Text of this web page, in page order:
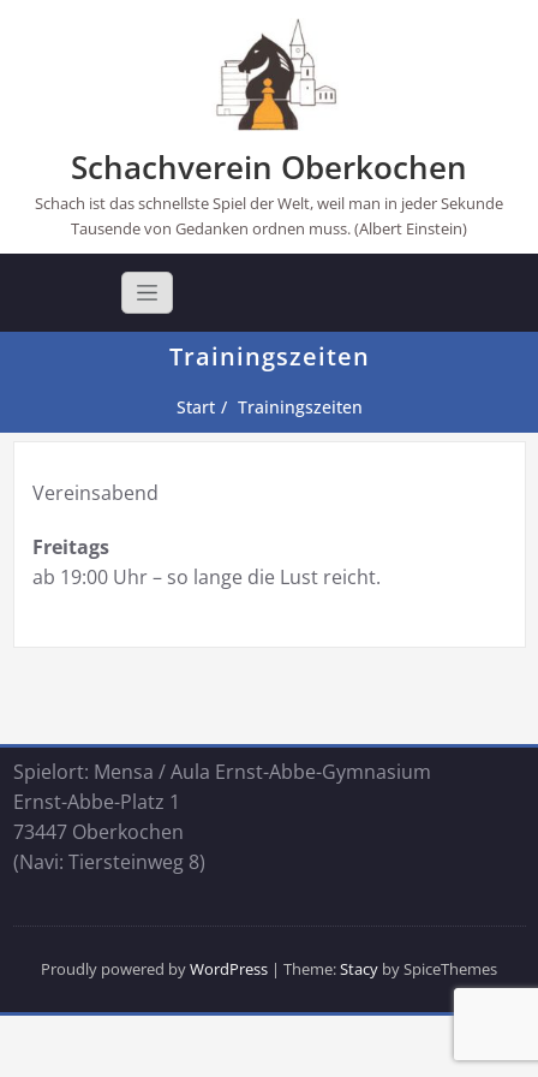
Schachverein Oberkochen
Schach ist das schnellste Spiel der Welt, weil man in jeder Sekunde
Tausende von Gedanken ordnen muss. (Albert Einstein)
Trainingszeiten
Start Trainingszeiten
Vereinsabend
Freitags
ab 19:00 Uhr – so lange die Lust reicht.
Spielort: Mensa / Aula Ernst-Abbe-Gymnasium
Ernst-Abbe-Platz 1
73447 Oberkochen
(Navi: Tiersteinweg 8)
Proudly powered byWordPress | Theme:Stacy by SpiceThemes